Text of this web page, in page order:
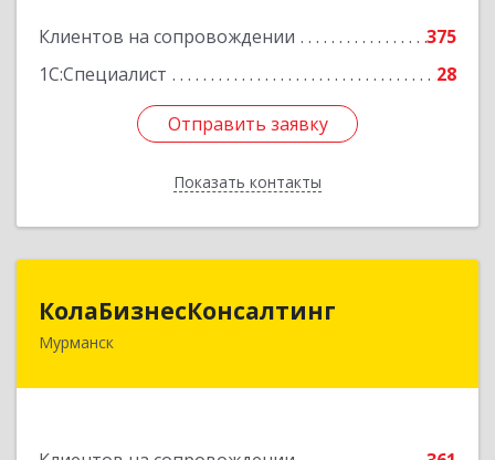
Клиентов на сопровождении
375
1С:Специалист
28
Отправить заявку
Показать контакты
Отправить заявку
Назад
КолаБизнесКонсалтинг
Мурманск